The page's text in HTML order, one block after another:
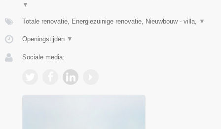
▼
Totale renovatie, Energiezuinige renovatie, Nieuwbouw - villa, ▼
Openingstijden ▼
Sociale media: